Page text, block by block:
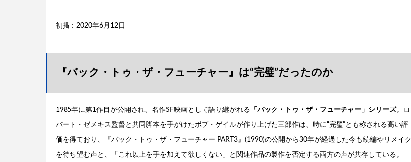
初掲：2020年6月12日
『バック・トゥ・ザ・フューチャー』は“完璧”だったのか
1985年に第1作目が公開され、名作SF映画として語り継がれる 「バック・トゥ・ザ・フューチャー」シリーズ。ロ
バート・ゼメキス監督と共同脚本を手がけたボブ・ゲイルが作り上げた三部作は、時に“完璧”とも称される高い評
価を得ており、『バック・トゥ・ザ・フューチャー PART3』(1990)の公開から30年が経過した今も続編やリメイク
を待ち望む声と、「これ以上を手を加えて欲しくない」と関連作品の製作を否定する両方の声が共存している。